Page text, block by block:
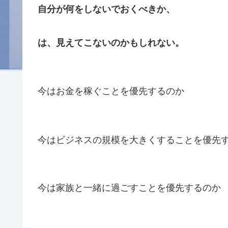
自分が何をしないでおくべきか、
は、見えてこないのかもしれない。
今はお金を稼ぐことを優先するのか
今はビジネスの規模を大きくすることを優先
今は家族と一緒に過ごすことを優先するのか